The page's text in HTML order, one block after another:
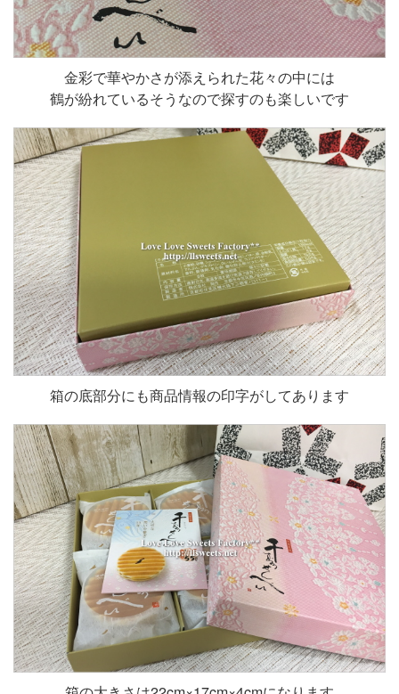
金彩で華やかさが添えられた花々の中には
鶴が紛れているそうなので探すのも楽しいです
箱の底部分にも商品情報の印字がしてあります